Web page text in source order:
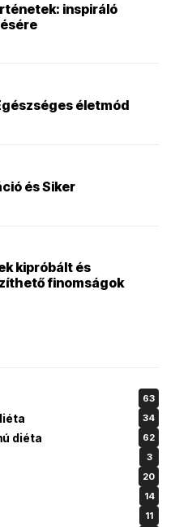
inspiráló
életmód
és Siker
kipróbált és
finomságok
63
34
diéta 62
3
20
14
11